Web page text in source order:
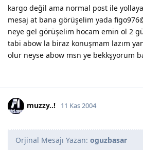
kargo değil ama normal post ile
mesaj at bana görüşelim yada
neye gel görüşelim hocam emin ol 2
tabi abow la biraz konuşmam lazım
olur neyse abow msn ye bekkşyorum
muzzy..! 11 Kas 2004
Orjinal Mesajı Yazan: oguzbasar